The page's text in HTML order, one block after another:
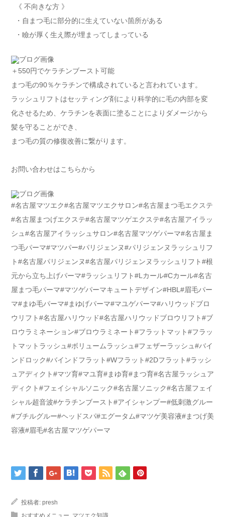
《 不向きな方 》
・自まつ毛に部分的に生えていない箇所がある
・瞼が厚く生え際が埋まってしまっている
＋550円でケラチンブースト可能
まつ毛の90％ケラチンで構成されていると言われています。
ラッシュリフトはセッティング剤により科学的に毛の内部を変
化させるため、ケラチンを表面に塗ることによりダメージから
髪を守ることができ、
まつ毛の質の修復改善に繋がります。
お問い合わせはこちらから
#名古屋マツエク#名古屋マツエクサロン#名古屋まつ毛エクステ
#名古屋まつげエクステ#名古屋マツゲエクステ#名古屋アイラッ
シュ#名古屋アイラッシュサロン#名古屋マツゲパーマ#名古屋ま
つ毛パーマ#マツパー#パリジェンヌ#パリジェンヌラッシュリフ
ト#名古屋パリジェンヌ#名古屋パリジェンヌラッシュリフト#根
元から立ち上げパーマ#ラッシュリフト#Lカール#Cカール#名古
屋まつ毛パーマ#マツゲパーマキュートデザイン#HBL#眉毛パー
マ#まゆ毛パーマ#まゆげパーマ#マユゲパーマ#ハリウッドブロ
ウリフト#名古屋ハリウッド#名古屋ハリウッドブロウリフト#ブ
ロウラミネーション#ブロウラミネート#フラットマット#フラッ
トマットラッシュ#ボリュームラッシュ#フェザーラッシュ#バイ
ンドロック#バインドフラット#Wフラット#2Dフラット#ラッシ
ュアディクト#マツ育#マユ育#まゆ育#まつ育#名古屋ラッシュア
ディクト#フェイシャルソニック#名古屋ソニック#名古屋フェイ
シャル超音波#ケラチンブースト#アイシャンプー#低刺激グルー
#ブチルグルー#ヘッドスパ#エグータム#マツゲ美容液#まつげ美
容液#眉毛#名古屋マツゲパーマ
投稿者: presh
おすすめメニュー マツエク知識